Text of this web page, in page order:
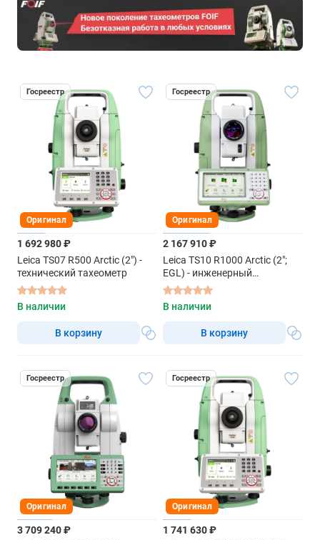
Госреестр
Оригинал
1 692 980 ₽
Leica TS07 R500 Arctic (2") -
технический тахеометр
В наличии
В корзину
Госреестр
Оригинал
2 167 910 ₽
Leica TS10 R1000 Arctic (2";
EGL) - инженерный
тахеометр
В наличии
В корзину
Госреестр
Оригинал
3 709 240 ₽
Госреестр
Оригинал
1 741 630 ₽